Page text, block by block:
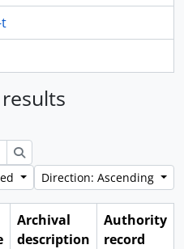
Search
Direction: Ascending
Archival
description
Authority
record